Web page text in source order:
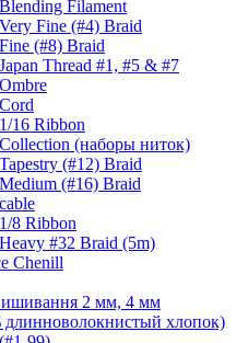
Filament
Fine (#4) Braid
(#8) Braid
Thread #1, #5 & #7
16 Ribbon
(наборы ниток)
(#12) Braid
(#16) Braid
8 Ribbon
#32 Braid (5m)
Chenill
2 мм, 4 мм
длинноволокнистый хлопок)